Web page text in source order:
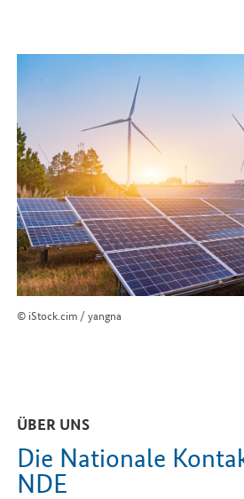
© iStock.cim / yangna
ÜBER UNS
Die Nationale
NDE